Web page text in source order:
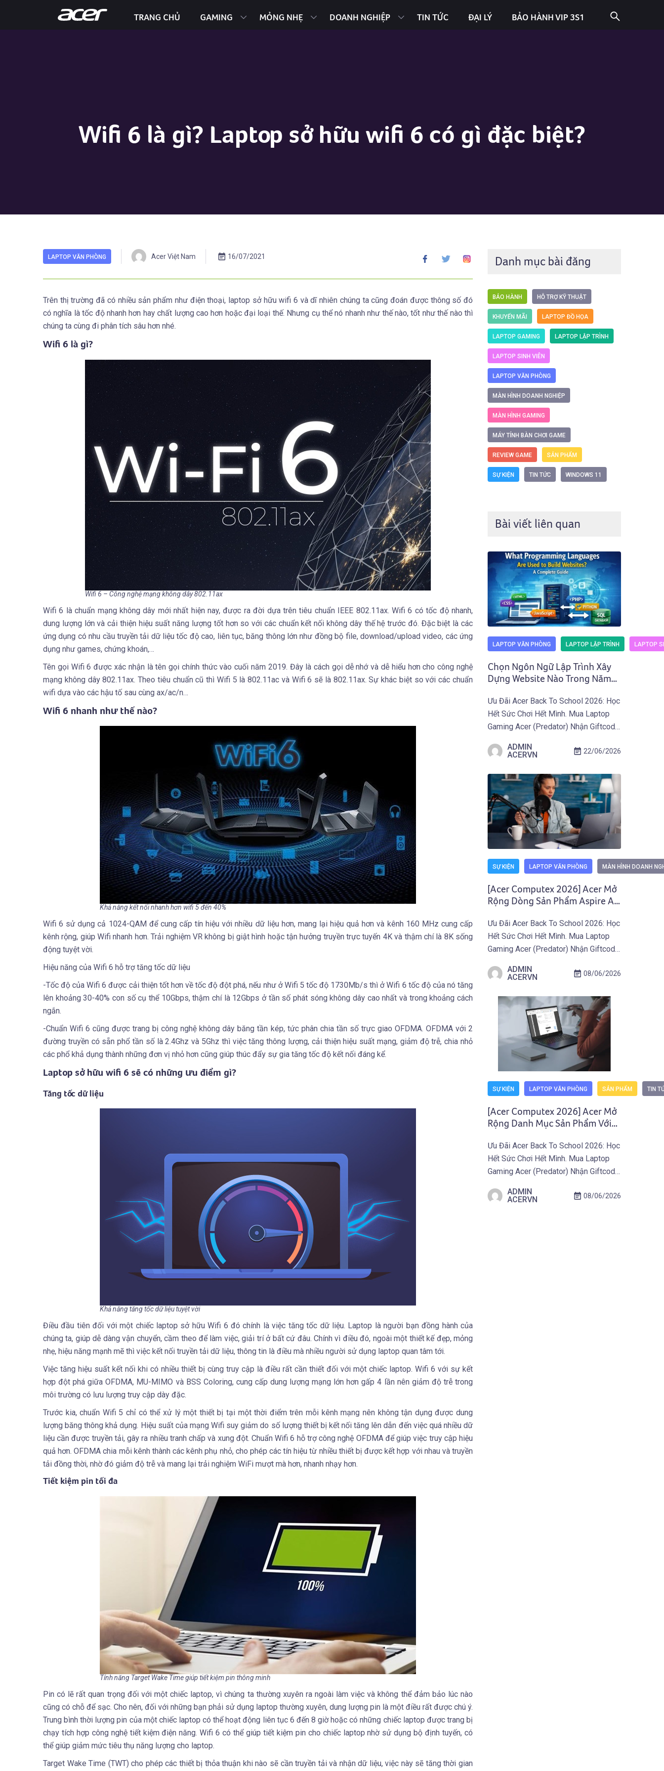
TRANG CHỦ GAMING MỎNG NHẸ DOANH NGHIỆP TIN TỨC ĐẠI LÝ BẢO HÀNH VIP 3S1
Wifi 6 là gì? Laptop sở hữu wifi 6 có gì đặc biệt?
LAPTOP VĂN PHÒNG Acer Việt Nam 16/07/2021
Trên thị trường đã có nhiều sản phẩm như điện thoại, laptop sở hữu wifi 6 và dĩ nhiên chúng ta cũng đoán được thông số đó
có nghĩa là tốc độ nhanh hơn hay chất lượng cao hơn hoặc đại loại thế. Nhưng cụ thể nó nhanh như thế nào, tốt như thế nào thì
chúng ta cùng đi phân tích sâu hơn nhé.
Wifi 6 là gì?
Wifi 6 – Công nghệ mạng không dây 802.11ax
Wifi 6 là chuẩn mạng không dây mới nhất hiện nay, được ra đời dựa trên tiêu chuẩn IEEE 802.11ax. Wifi 6 có tốc độ nhanh,
dung lượng lớn và cải thiện hiệu suất năng lượng tốt hơn so với các chuẩn kết nối không dây thế hệ trước đó. Đặc biệt là các
ứng dụng có nhu cầu truyền tải dữ liệu tốc độ cao, liên tục, băng thông lớn như đồng bộ file, download/upload video, các ứng
dụng như games, chứng khoán,…
Tên gọi Wifi 6 được xác nhận là tên gọi chính thức vào cuối năm 2019. Đây là cách gọi dễ nhớ và dễ hiểu hơn cho công nghệ
mạng không dây 802.11ax. Theo tiêu chuẩn cũ thì Wifi 5 là 802.11ac và Wifi 6 sẽ là 802.11ax. Sự khác biệt so với các chuẩn
wifi dựa vào các hậu tố sau cùng ax/ac/n…
Wifi 6 nhanh như thế nào?
Khả năng kết nối nhanh hơn wifi 5 đến 40%
Wifi 6 sử dụng cả 1024-QAM để cung cấp tín hiệu với nhiều dữ liệu hơn, mang lại hiệu quả hơn và kênh 160 MHz cung cấp
kênh rộng, giúp Wifi nhanh hơn. Trải nghiệm VR không bị giật hình hoặc tận hưởng truyền trực tuyến 4K và thậm chí là 8K sống
động tuyệt vời.
Hiệu năng của Wifi 6 hỗ trợ tăng tốc dữ liệu
-Tốc độ của Wifi 6 được cải thiện tốt hơn về tốc độ đột phá, nếu như ở Wifi 5 tốc độ 1730Mb/s thì ở Wifi 6 tốc độ của nó tăng
lên khoảng 30-40% con số cụ thể 10Gbps, thậm chí là 12Gbps ở tần số phát sóng không dây cao nhất và trong khoảng cách
ngắn.
-Chuẩn Wifi 6 cũng được trang bị công nghệ không dây băng tần kép, tức phân chia tần số trực giao OFDMA. OFDMA với 2
đường truyền có sẵn phổ tần số là 2.4Ghz và 5Ghz thì việc tăng thông lượng, cải thiện hiệu suất mạng, giảm độ trễ, chia nhỏ
các phổ khả dụng thành những đơn vị nhỏ hơn cũng giúp thúc đẩy sự gia tăng tốc độ kết nối đáng kể.
Laptop sở hữu wifi 6 sẽ có những ưu điểm gì?
Tăng tốc dữ liệu
Khả năng tăng tốc dữ liệu tuyệt vời
Điều đầu tiên đối với một chiếc laptop sở hữu Wifi 6 đó chính là việc tăng tốc dữ liệu. Laptop là người bạn đồng hành của
chúng ta, giúp dễ dàng vận chuyển, cầm theo để làm việc, giải trí ở bất cứ đâu. Chính vì điều đó, ngoài một thiết kế đẹp, mỏng
nhẹ, hiệu năng mạnh mẽ thì việc kết nối truyền tải dữ liệu, thông tin là điều mà nhiều người sử dụng laptop quan tâm tới.
Việc tăng hiệu suất kết nối khi có nhiều thiết bị cùng truy cập là điều rất cần thiết đối với một chiếc laptop. Wifi 6 với sự kết
hợp đột phá giữa OFDMA, MU-MIMO và BSS Coloring, cung cấp dung lượng mạng lớn hơn gấp 4 lần nên giảm độ trễ trong
môi trường có lưu lượng truy cập dày đặc.
Trước kia, chuẩn Wifi 5 chỉ có thể xử lý một thiết bị tại một thời điểm trên mỗi kênh mạng nên không tận dụng được dung
lượng băng thông khả dụng. Hiệu suất của mạng Wifi suy giảm do số lượng thiết bị kết nối tăng lên dẫn đến việc quá nhiều dữ
liệu cần được truyền tải, gây ra nhiều tranh chấp và xung đột. Chuẩn Wifi 6 hỗ trợ công nghệ OFDMA để giúp việc truy cập hiệu
quả hơn. OFDMA chia mỗi kênh thành các kênh phụ nhỏ, cho phép các tín hiệu từ nhiều thiết bị được kết hợp với nhau và truyền
tải đồng thời, nhờ đó giảm độ trễ và mang lại trải nghiệm WiFi mượt mà hơn, nhanh nhạy hơn.
Tiết kiệm pin tối đa
Tính năng Target Wake Time giúp tiết kiệm pin thông minh
Pin có lẽ rất quan trọng đối với một chiếc laptop, vì chúng ta thường xuyên ra ngoài làm việc và không thể đảm bảo lúc nào
cũng có chỗ để sạc. Cho nên, đối với những bạn phải sử dụng laptop thường xuyên, dung lượng pin là một điều rất được chú ý.
Trung bình thời lượng pin của một chiếc laptop có thể hoạt động liên tục 6 đến 8 giờ hoặc có những chiếc laptop được trang bị
chạy tích hợp công nghệ tiết kiệm điện năng. Wifi 6 có thể giúp tiết kiệm pin cho chiếc laptop nhờ sử dụng bộ định tuyến, có
thể giúp giảm mức tiêu thụ năng lượng cho laptop.
Target Wake Time (TWT) cho phép các thiết bị thỏa thuận khi nào sẽ cần truyền tải và nhận dữ liệu, việc này sẽ tăng thời gian
Danh mục bài đăng
BẢO HÀNH HỖ TRỢ KỸ THUẬT
KHUYẾN MÃI LAPTOP ĐỒ HỌA
LAPTOP GAMING LAPTOP LẬP TRÌNH
LAPTOP SINH VIÊN
LAPTOP VĂN PHÒNG
MÀN HÌNH DOANH NGHIỆP
MÀN HÌNH GAMING
MÁY TÍNH BÀN CHƠI GAME
REVIEW GAME SẢN PHẨM
SỰ KIỆN TIN TỨC WINDOWS 11
Bài viết liên quan
LAPTOP VĂN PHÒNG LAPTOP LẬP TRÌNH LAPTOP
Chọn Ngôn Ngữ Lập Trình Xây
Dựng Website Nào Trong Năm
Acer
Ưu Đãi Acer Back To School 2026: Học
Hết Sức Chơi Hết Mình. Mua Laptop
Gaming Acer (Predator) Nhận Giftcode
30.09.2026. Khám Phá Ưu Đãi Ngay
những ngôn ngữ lập trình nào, và vì sao
các trang web hiện đại của năm 2026
[…]
ADMIN
ACERVN
22/06/2026
SỰ KIỆN LAPTOP VĂN PHÒNG MÀN HÌNH DOANH
[Acer Computex 2026] Acer Mở
Rộng Dòng Sản Phẩm Aspire AI
Tính All-In-One Mới
Ưu Đãi Acer Back To School 2026: Học
Hết Sức Chơi Hết Mình. Mua Laptop
Gaming Acer (Predator) Nhận Giftcode
30.09.2026. Khám Phá Ưu Đãi Ngay
Acer công bố mở rộng danh mục
Aspire AI Copilot+ PC với bốn sản
phẩm mới gồm […]
ADMIN
ACERVN
08/06/2026
SỰ KIỆN LAPTOP VĂN PHÒNG SẢN PHẨM TIN
[Acer Computex 2026] Acer Mở
Rộng Danh Mục Sản Phẩm Với
Xử Lý Snapdragon Thế Hệ Mới
Nhất
Ưu Đãi Acer Back To School 2026: Học
Hết Sức Chơi Hết Mình. Mua Laptop
Gaming Acer (Predator) Nhận Giftcode
30.09.2026. Khám Phá Ưu Đãi Ngay
ADMIN
ACERVN
08/06/2026